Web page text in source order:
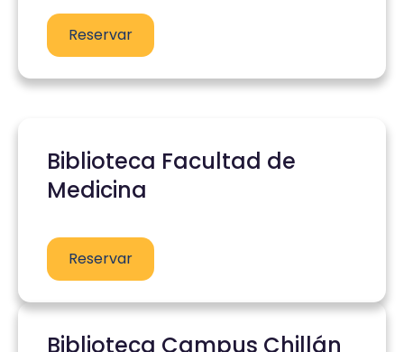
Reservar
Biblioteca Facultad de
Medicina
Reservar
Biblioteca Campus Chillán